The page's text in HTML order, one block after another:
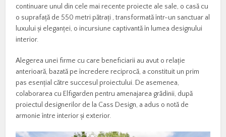
continuare unul din cele mai recente proiecte ale sale, o casă cu
o suprafață de 550 metri pătrați , transformată într-un sanctuar al
luxului și eleganței, o incursiune captivantă în lumea designului
interior.
Alegerea unei firme cu care beneficiarii au avut o relație
anterioară, bazată pe încredere reciprocă, a constituit un prim
pas esențial către succesul proiectului. De asemenea,
colaborarea cu Elfigarden pentru amenajarea grădinii, după
proiectul designerilor de la Cass Design, a adus o notă de
armonie între interior și exterior.